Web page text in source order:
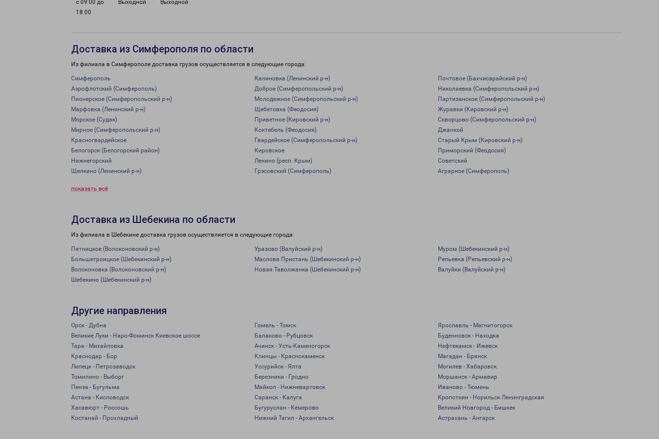
с 09:00 до
18:00
Выходной Выходной
Доставка из Симферополя по области
Из филиала в Симферополе доставка грузов осуществляется в следующие города:
Симферополь Калиновка (Ленинский р-н)
Почтовое (Бахчисарайский р-н)
Аэрофлотский (Симферополь)
Доброе (Симферопольский р-н)
Николаевка (Симферопольский р-н)
Пионерское (Симферопольский р-н)
Молодежное (Симферопольский р-н)
Партизанское (Симферопольский р-н)
Марфовка (Ленинский р-н)
Щебетовка (Феодосия)
Журавки (Кировский р-н)
Морское (Судак)
Приветное (Кировский р-н)
Скворцово (Симферопольский р-н)
Мирное (Симферопольский р-н)
Коктебель (Феодосия)
Джанкой
Красногвардейское
Гвардейское (Симферопольский р-н)
Старый Крым (Кировский р-н)
Белогорск (Белогорский район)
Кировское
Приморский (Феодосия)
Нижнегорский
Ленино (респ. Крым)
Советский
Щелкино (Ленинский р-н)
Грэсовский (Симферополь) Аграрное (Симферополь)
показать всё
Доставка из Шебекина по области
Из филиала в Шебекине доставка грузов осуществляется в следующие города:
Пятницкое (Волоконовский р-н) Уразово (Валуйский р-н)
Муром (Шебекинский р-н)
Большетроицкое (Шебекинский р-н)
Маслова Пристань (Шебекинский р-н)
Репьевка (Репьевский р-н)
Волоконовка (Волоконовский р-н)
Новая Таволжанка (Шебекинский р-н)
Валуйки (Валуйский р-н)
Шебекино (Шебекинский р-н)
Другие направления
Орск - Дубна Гомель - Томск
Ярославль - Магнитогорск
Великие Луки - Наро-Фоминск Киевское шоссе
Балаково - Рубцовск
Буденновск - Находка
Тара - Михайловка
Ачинск - Усть-Каменогорск
Нефтекамск - Ижевск
Краснодар - Бор
Клинцы - Краснокаменск
Магадан - Брянск
Липецк - Петрозаводск
Уссурийск - Ялта
Могилев - Хабаровск
Томилино - Выборг
Березники - Гродно
Моршанск - Армавир
Пенза - Бугульма
Майкоп - Нижневартовск
Иваново - Тюмень
Астана - Кисловодск
Саранск - Калуга
Кропоткин - Норильск Ленинградская
Хасавюрт - Россошь
Бугуруслан - Кемерово
Великий Новгород - Бишкек
Костанай - Прохладный
Нижний Тагил - Архангельск Астрахань - Ангарск